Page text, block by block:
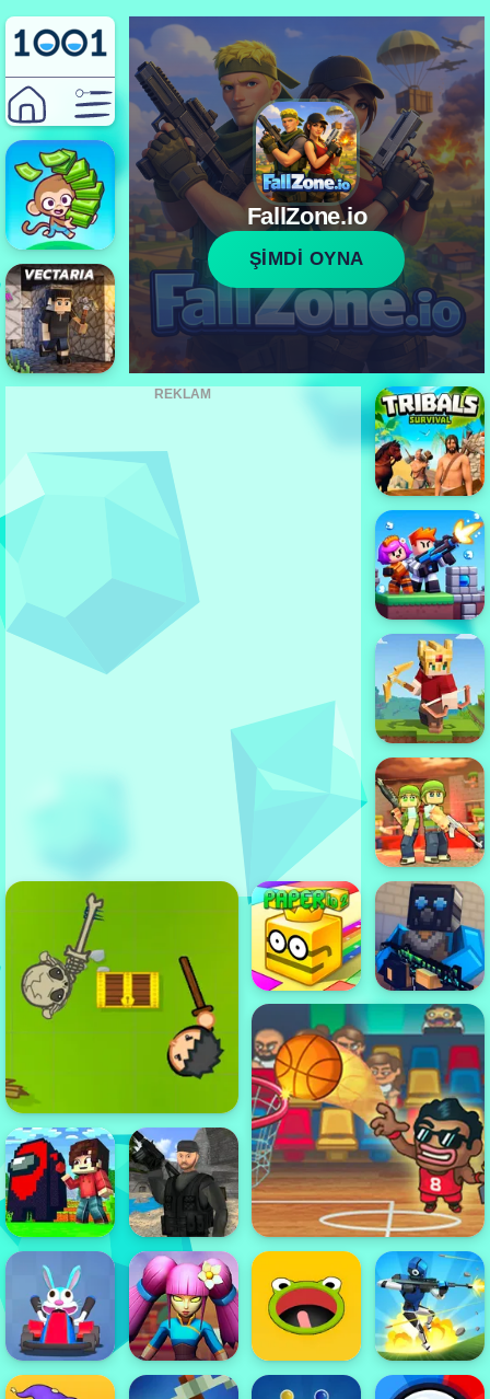
FallZone.io
ŞİMDİ OYNA
REKLAM